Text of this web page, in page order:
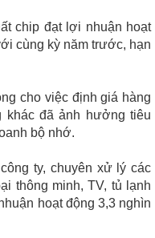
chip đạt lợi nhuận hoạt
cùng kỳ năm trước, hạn
cho việc định giá hàng
khác đã ảnh hưởng tiêu
bộ nhớ.
ty, chuyên xử lý các
thông minh, TV, tủ lạnh
hoạt động 3,3 nghìn